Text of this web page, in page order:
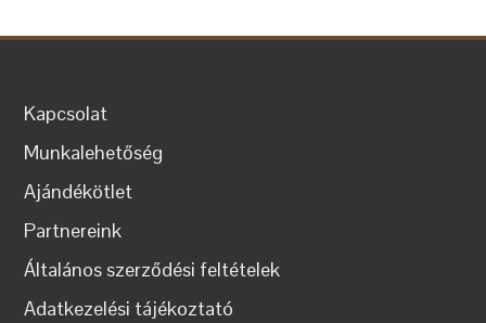
Kapcsolat
Munkalehetőség
Ajándékötlet
Partnereink
Általános szerződési feltételek
Adatkezelési tájékoztató